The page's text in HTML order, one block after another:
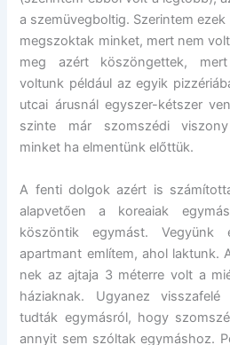
a szemüvegboltig. Szerintem
megszoktak minket, mert nem
meg azért köszöngettek,
voltunk például az egyik
utcai árusnál egyszer-kétszer
szinte már szomszédi
minket ha elmentünk előttük.
A fenti dolgok azért is
alapvetően a koreaiak
köszöntik egymást.
apartmant említem, ahol laktunk.
nek az ajtaja 3 méterre volt a
háziaknak. Ugyanez
tudták egymásról, hogy
annyit sem szóltak egymáshoz.